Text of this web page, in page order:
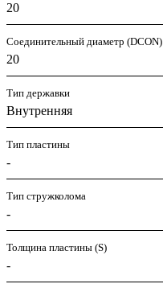
20
Соединительный диаметр (DCON)
20
Тип державки
Внутренняя
Тип пластины
-
Тип стружколома
-
Толщина пластины (S)
-